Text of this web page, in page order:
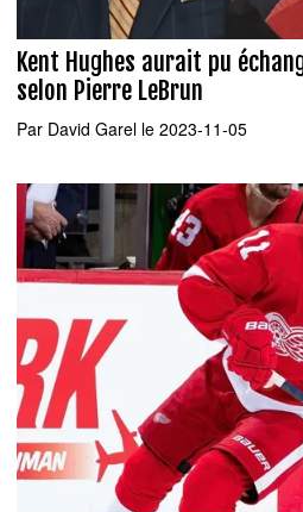
Kent Hughes aurait pu
selon Pierre LeBrun
Par David Garel le 2023-11-05